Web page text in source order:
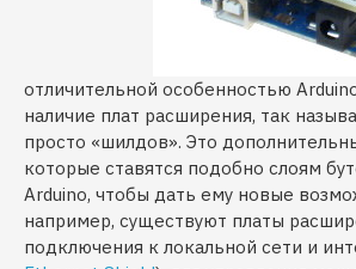
отличительной особенностью
наличие плат расширения, так
просто «шилдов». Это
которые ставятся подобно слоям
Arduino, чтобы дать ему новые
например, существуют платы
подключения к локальной сети и